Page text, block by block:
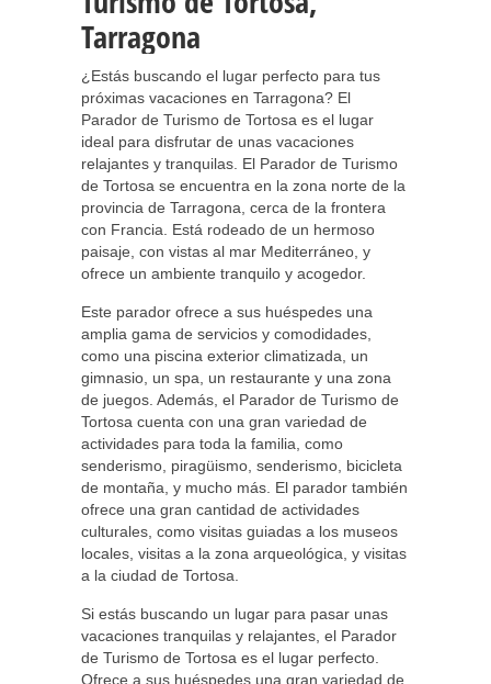
Tarragona
¿Estás buscando el lugar perfecto para tus
próximas vacaciones en Tarragona? El
Parador de Turismo de Tortosa es el lugar
ideal para disfrutar de unas vacaciones
relajantes y tranquilas. El Parador de Turismo
de Tortosa se encuentra en la zona norte de la
provincia de Tarragona, cerca de la frontera
con Francia. Está rodeado de un hermoso
paisaje, con vistas al mar Mediterráneo, y
ofrece un ambiente tranquilo y acogedor.
Este parador ofrece a sus huéspedes una
amplia gama de servicios y comodidades,
como una piscina exterior climatizada, un
gimnasio, un spa, un restaurante y una zona
de juegos. Además, el Parador de Turismo de
Tortosa cuenta con una gran variedad de
actividades para toda la familia, como
senderismo, piragüismo, senderismo, bicicleta
de montaña, y mucho más. El parador también
ofrece una gran cantidad de actividades
culturales, como visitas guiadas a los museos
locales, visitas a la zona arqueológica, y visitas
a la ciudad de Tortosa.
Si estás buscando un lugar para pasar unas
vacaciones tranquilas y relajantes, el Parador
de Turismo de Tortosa es el lugar perfecto.
Ofrece a sus huéspedes una gran variedad de